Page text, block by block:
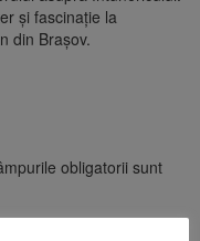
și fascinație la
din Brașov.
obligatorii sunt